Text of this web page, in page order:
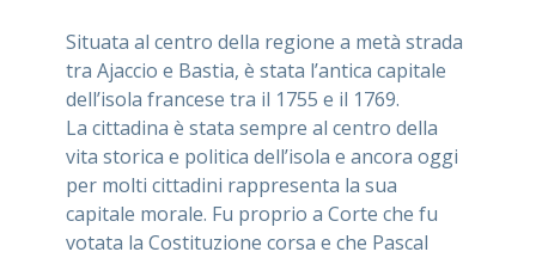
Situata al centro della regione a metà strada
tra Ajaccio e Bastia, è stata l’antica capitale
dell’isola francese tra il 1755 e il 1769.
La cittadina è stata sempre al centro della
vita storica e politica dell’isola e ancora oggi
per molti cittadini rappresenta la sua
capitale morale. Fu proprio a Corte che fu
votata la Costituzione corsa e che Pascal